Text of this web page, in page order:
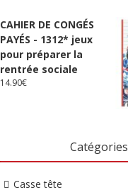
CAHIER DE CONGÉS
PAYÉS - 1312* jeux
pour préparer la
rentrée sociale
14.90€
Catégories
Casse tête